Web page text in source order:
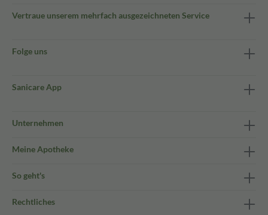
Vertraue unserem mehrfach ausgezeichneten Service
Folge uns
Sanicare App
Unternehmen
Meine Apotheke
So geht's
Rechtliches